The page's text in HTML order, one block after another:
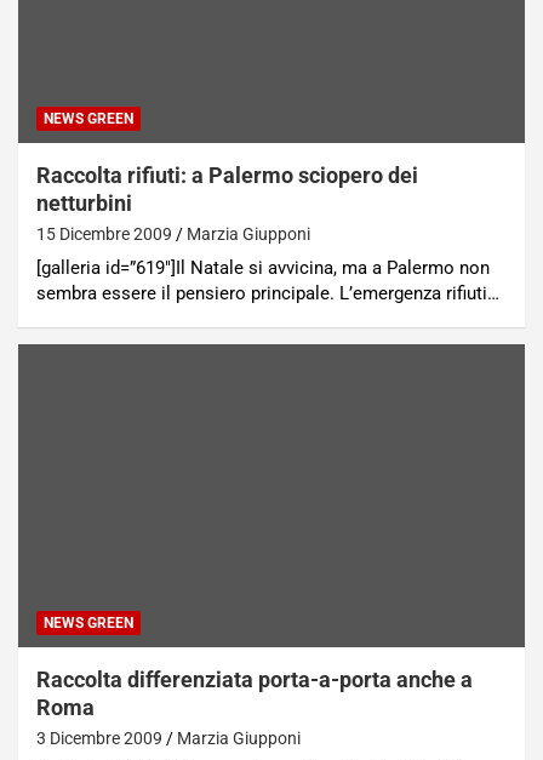
NEWS GREEN
Raccolta rifiuti: a Palermo sciopero dei
netturbini
15 Dicembre 2009 Marzia Giupponi
[galleria id=”619″]Il Natale si avvicina, ma a Palermo non
sembra essere il pensiero principale. L’emergenza rifiuti…
NEWS GREEN
Raccolta differenziata porta-a-porta anche a
Roma
3 Dicembre 2009 Marzia Giupponi